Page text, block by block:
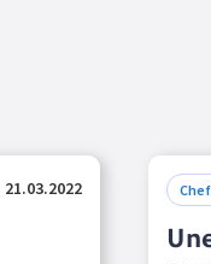
21.03.2022